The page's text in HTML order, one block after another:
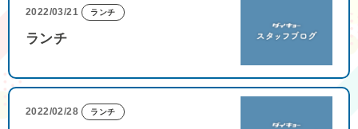
2022/03/21 ランチ
ランチ
2022/02/28 ランチ